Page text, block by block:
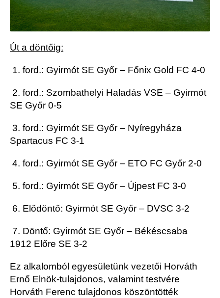
Út a döntőig:
1. ford.: Gyirmót SE Győr – Főnix Gold FC 4-0
2. ford.: Szombathelyi Haladás VSE – Gyirmót
SE Győr 0-5
3. ford.: Gyirmót SE Győr – Nyíregyháza
Spartacus FC 3-1
4. ford.: Gyirmót SE Győr – ETO FC Győr 2-0
5. ford.: Gyirmót SE Győr – Újpest FC 3-0
6. Elődöntő: Gyirmót SE Győr – DVSC 3-2
7. Döntő: Gyirmót SE Győr – Békéscsaba
1912 Előre SE 3-2
Ez alkalomból egyesületünk vezetői Horváth
Ernő Elnök-tulajdonos, valamint testvére
Horváth Ferenc tulajdonos köszöntötték